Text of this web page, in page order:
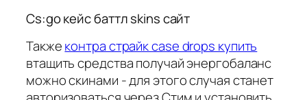
Cs:go кейс баттл skins сайт
Такжеконтра страйк case drops купить
втащить средства получай энергобаланс
можно скинами - для этого случая станет